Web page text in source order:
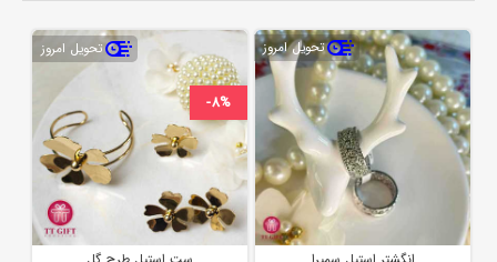
تحویل امروز تحویل امروز
-8%